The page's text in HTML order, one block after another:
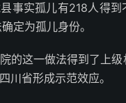
事实孤儿有218人得到
定为孤儿身份。
的这一做法得到了上
川省形成示范效应。